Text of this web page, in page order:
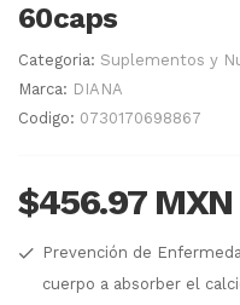
60caps
Categoria: Suplementos y
Marca: DIANA
Codigo: 0730170698867
$456.97 MXN
Prevención de
cuerpo a absorber el